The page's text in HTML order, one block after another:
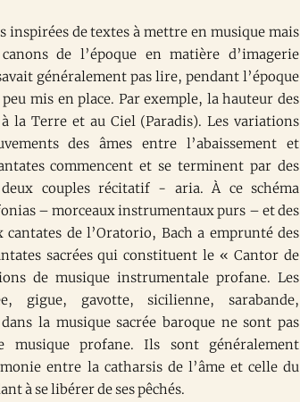
inspirées de textes à mettre en musique mais
de l’époque en matière d’imagerie
généralement pas lire, pendant l’époque
mis en place. Par exemple, la hauteur des
la Terre et au Ciel (Paradis). Les variations
des âmes entre l’abaissement et
commencent et se terminent par des
couples récitatif - aria. À ce schéma
– morceaux instrumentaux purs – et des
de l’Oratorio, Bach a emprunté des
sacrées qui constituent le « Cantor de
de musique instrumentale profane. Les
gigue, gavotte, sicilienne, sarabande,
la musique sacrée baroque ne sont pas
musique profane. Ils sont généralement
entre la catharsis de l’âme et celle du
à se libérer de ses pêchés.